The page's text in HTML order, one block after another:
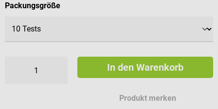
Packungsgrößeauswählen
In den Warenkorb
Produkt merken